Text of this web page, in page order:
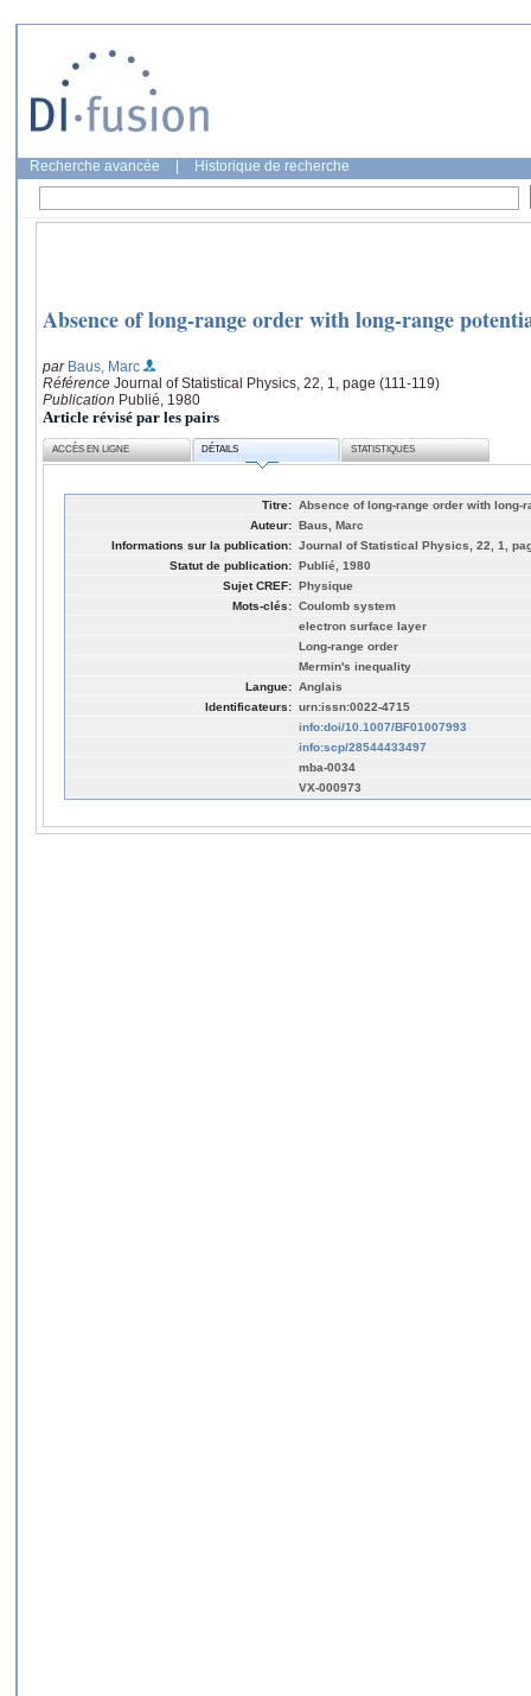
Recherche avancée Historique de recherche
Absence of long-range order with long-range
par Baus, Marc
Référence Journal of Statistical Physics, 22, 1, page (111-119)
Publication Publié, 1980
Article révisé par les pairs
ACCÈS EN LIGNE DÉTAILS STATISTIQUES
Titre: Absence of long-range order with long-
Auteur: Baus, Marc
Informations sur la publication: Journal of Statistical Physics, 22, 1,
Statut de publication: Publié, 1980
Sujet CREF: Physique
Mots-clés: Coulomb system
electron surface layer
Long-range order
Mermin's inequality
Langue: Anglais
Identificateurs: urn:issn:0022-4715
info:doi/10.1007/BF01007993
info:scp/28544433497
mba-0034
VX-000973